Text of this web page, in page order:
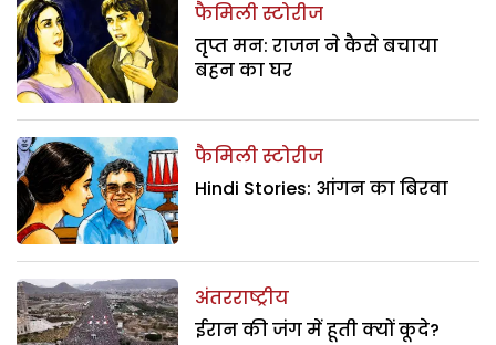
फैमिली स्टोरीज
तृप्त मन: राजन ने कैसे बचाया
बहन का घर
फैमिली स्टोरीज
Hindi Stories: आंगन का बिरवा
अंतरराष्ट्रीय
ईरान की जंग में हूती क्यों कूदे?